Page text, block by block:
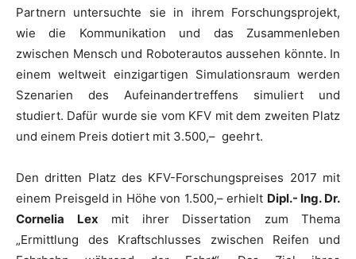
Partnern untersuchte sie in ihrem Forschungsprojekt,
wie die Kommunikation und das Zusammenleben
zwischen Mensch und Roboterautos aussehen könnte. In
einem weltweit einzigartigen Simulationsraum werden
Szenarien des Aufeinandertreffens simuliert und
studiert. Dafür wurde sie vom KFV mit dem zweiten Platz
und einem Preis dotiert mit 3.500,– geehrt.
Den dritten Platz des KFV-Forschungspreises 2017 mit
einem Preisgeld in Höhe von 1.500,– erhielt Dipl.- Ing. Dr.
Cornelia Lex mit ihrer Dissertation zum Thema
„Ermittlung des Kraftschlusses zwischen Reifen und